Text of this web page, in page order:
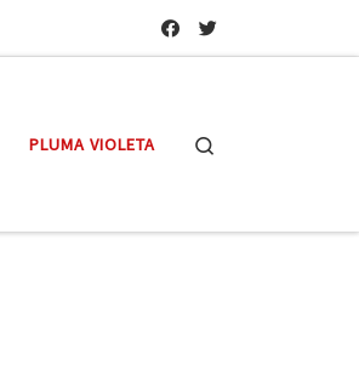
PLUMA VIOLETA